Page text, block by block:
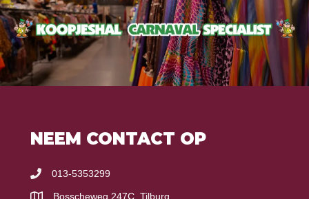
NEEM CONTACT OP
013-5353299
Bosscheweg 247C, Tilburg